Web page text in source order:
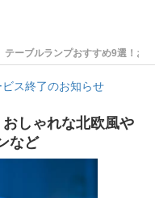
テーブルランプおすすめ9選！お
ビス終了のお知らせ
しゃれな北欧風や
など